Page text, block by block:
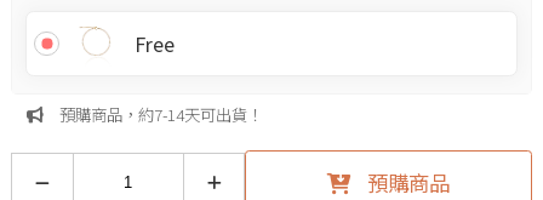
Free
預購商品，約7-14天可出貨！
預購商品